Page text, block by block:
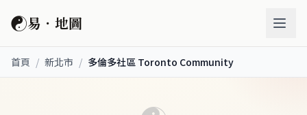
☯易．地圖
首頁 / 新北市 / 多倫多社區 Toronto Community